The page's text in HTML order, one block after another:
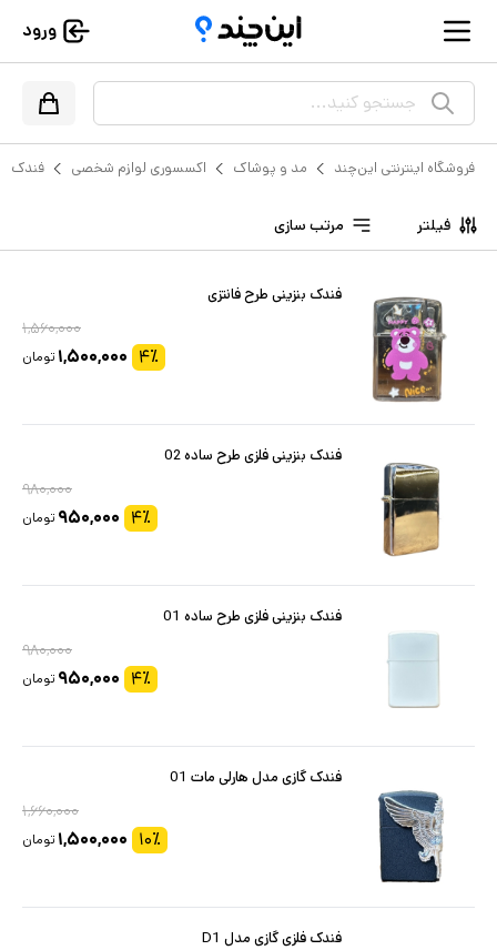
ورود
جستجو کنید...
فروشگاه اینترنتی این‌چند مد و پوشاک اکسسوری لوازم شخصی فندک
فیلتر مرتب سازی
فندک بنزینی طرح فانتزی
۱,۵۶۰,۰۰۰
۴٪ ۱,۵۰۰,۰۰۰ تومان
فندک بنزینی فلزی طرح ساده 02
۹۸۰,۰۰۰
۴٪ ۹۵۰,۰۰۰ تومان
فندک بنزینی فلزی طرح ساده 01
۹۸۰,۰۰۰
۴٪ ۹۵۰,۰۰۰ تومان
فندک گازی مدل هارلی مات 01
۱,۶۶۰,۰۰۰
۱۰٪ ۱,۵۰۰,۰۰۰ تومان
فندک فلزی گازی مدل D1